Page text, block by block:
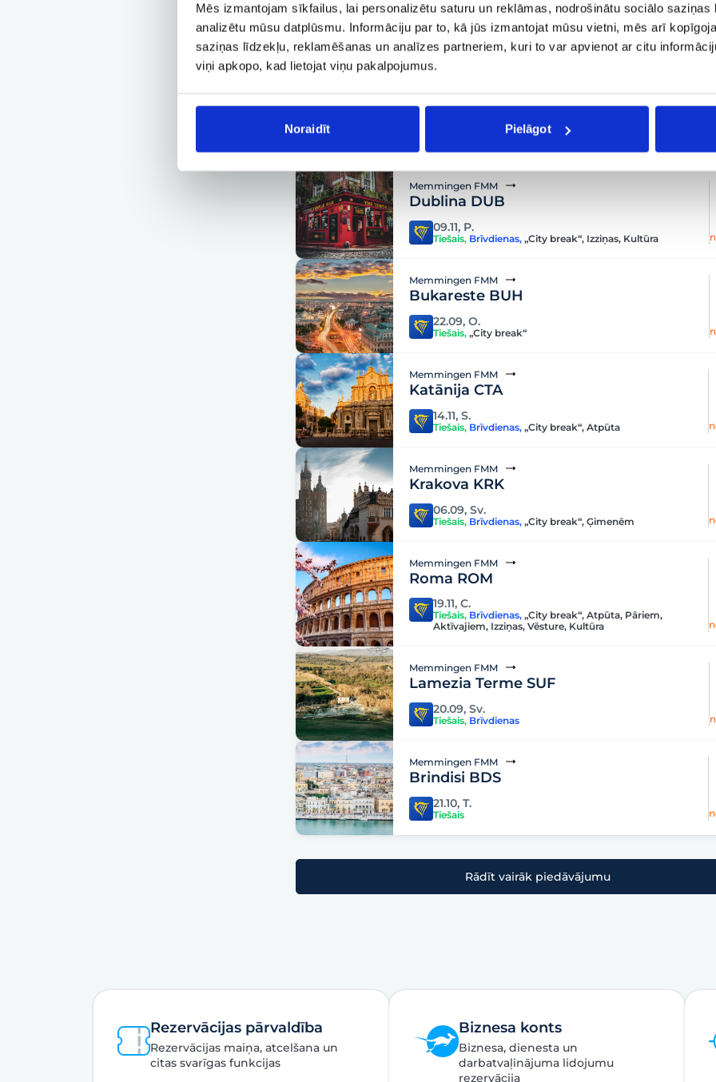
Mēs izmantojam sīkfailus, lai personalizētu saturu un reklāmas, nodrošinātu sociālo
analizētu mūsu datplūsmu. Informāciju par to, kā jūs izmantojat mūsu vietni, mēs arī
saziņas līdzekļu, reklamēšanas un analīzes partneriem, kuri to var apvienot ar citu
viņi apkopo, kad lietojat viņu pakalpojumus.
Noraidīt Pielāgot
Valleta MLA
13.10, O.
Tiešais,„City break“, Atpūta
Memmingen FMM
Sofija SOF
Memmingen FMM
Dublina DUB
09.11, P.
Tiešais, Brīvdienas, „City break“, Izziņas, Kultūra
Memmingen FMM
Bukareste BUH
22.09, O.
Tiešais, „City break“
Memmingen FMM
Katānija CTA
14.11, S.
Tiešais, Brīvdienas, „City break“, Atpūta
Memmingen FMM
Krakova KRK
06.09, Sv.
Tiešais, Brīvdienas, „City break“, Ģimenēm
Memmingen FMM
Roma ROM
19.11, C.
Tiešais, Brīvdienas, „City break“, Atpūta, Pāriem,
Aktīvajiem, Izziņas, Vēsture, Kultūra
Memmingen FMM
Lamezia Terme SUF
20.09, Sv.
Tiešais, Brīvdienas
Memmingen FMM
Brindisi BDS
21.10, T.
Tiešais
Rādīt vairāk piedāvājumu
Rezervācijas pārvaldība
Rezervācijas maiņa, atcelšana un
citas svarīgas funkcijas
Biznesa konts
Biznesa, dienesta un
darbatvaļinājuma lidojumu
rezervācija